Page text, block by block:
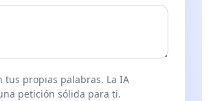
tus propias palabras. La IA
petición sólida para ti.